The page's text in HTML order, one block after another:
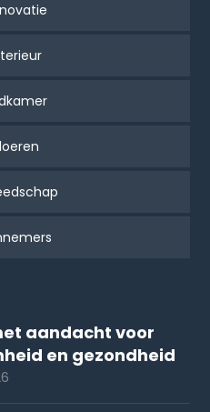
aandacht voor
en gezondheid